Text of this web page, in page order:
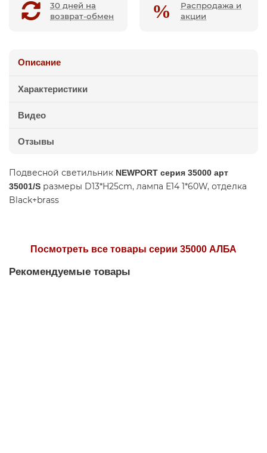
30 дней на
возврат-обмен
Распродажа и
акции
Описание
Характеристики
Видео
Отзывы
Подвесной светильник NEWPORT серия 35000 арт
35001/S размеры D13*H25cm, лампа Е14 1*60W, отделка
Black+brass
Посмотреть все товары серии 35000 АЛБА
Рекомендуемые товары